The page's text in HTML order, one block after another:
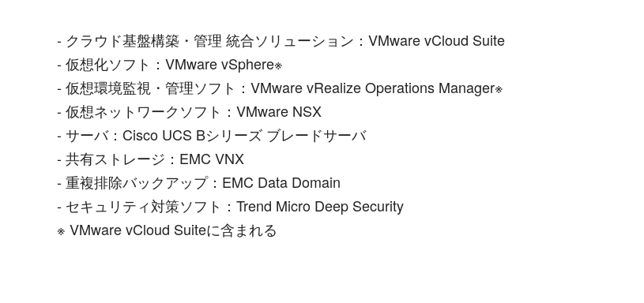
- クラウド基盤構築・管理 統合ソリューション：VMware vCloud Suite
- 仮想化ソフト：VMware vSphere※
- 仮想環境監視・管理ソフト：VMware vRealize Operations Manager※
- 仮想ネットワークソフト：VMware NSX
- サーバ：Cisco UCS Bシリーズ ブレードサーバ
- 共有ストレージ：EMC VNX
- 重複排除バックアップ：EMC Data Domain
- セキュリティ対策ソフト：Trend Micro Deep Security
※ VMware vCloud Suiteに含まれる